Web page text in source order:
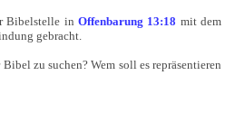
Bibelstelle in Offenbarung 13:18 mit dem
gebracht.
zu suchen? Wem soll es repräsentieren